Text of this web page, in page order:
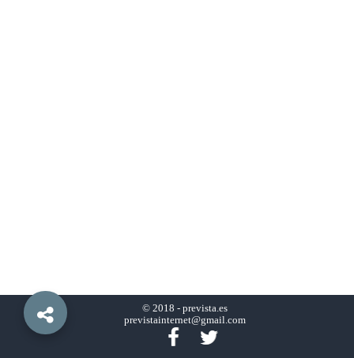
© 2018 - prevista.es
previstainternet@gmail.com